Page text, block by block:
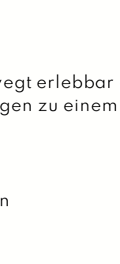
zu